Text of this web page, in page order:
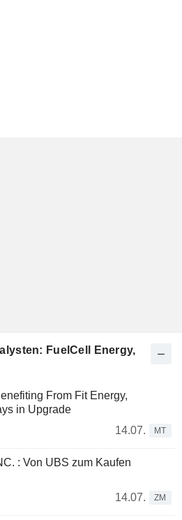
FuelCell Energy,
From Fit Energy,
in Upgrade
14.07.
MT
: Von UBS zum Kaufen
14.07.
ZM